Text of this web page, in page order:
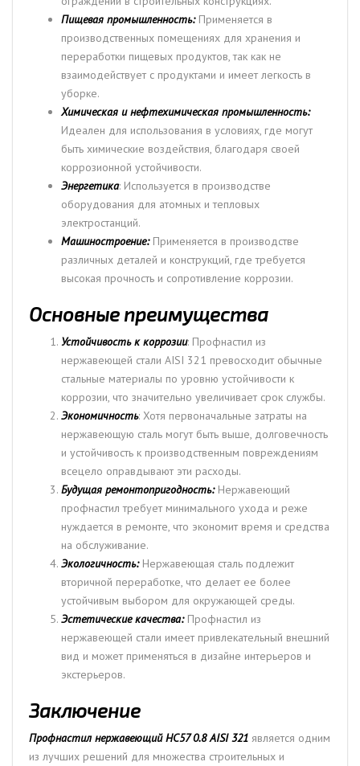
Пищевая промышленность:Применяется в
производственных помещениях для хранения и
переработки пищевых продуктов, так как не
взаимодействует с продуктами и имеет легкость в
уборке.
Химическая и нефтехимическая промышленность:
Идеален для использования в условиях, где могут
быть химические воздействия, благодаря своей
коррозионной устойчивости.
Энергетика: Используется в производстве
оборудования для атомных и тепловых
электростанций.
Машиностроение:Применяется в производстве
различных деталей и конструкций, где требуется
высокая прочность и сопротивление коррозии.
Основные преимущества
Устойчивость к коррозии: Профнастил из
нержавеющей стали AISI 321 превосходит обычные
стальные материалы по уровню устойчивости к
коррозии, что значительно увеличивает срок службы.
Экономичность: Хотя первоначальные затраты на
нержавеющую сталь могут быть выше, долговечность
и устойчивость к производственным повреждениям
всецело оправдывают эти расходы.
Будущая ремонтопригодность: Нержавеющий
профнастил требует минимального ухода и реже
нуждается в ремонте, что экономит время и средства
на обслуживание.
Экологичность:Нержавеющая сталь подлежит
вторичной переработке, что делает ее более
устойчивым выбором для окружающей среды.
Эстетические качества:Профнастил из
нержавеющей стали имеет привлекательный внешний
вид и может применяться в дизайне интерьеров и
экстерьеров.
Заключение
Профнастил нержавеющий НС57 0.8 AISI 321 является одним
из лучших решений для множества строительных и